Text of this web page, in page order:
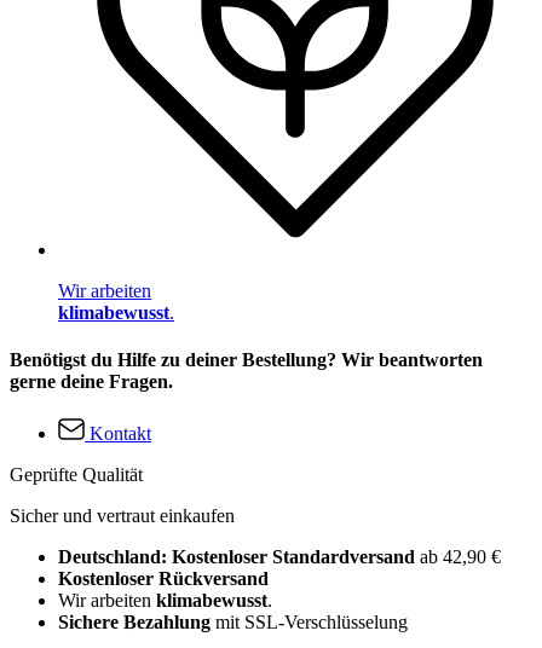
Wir arbeiten
klimabewusst.
Benötigst du Hilfe zu deiner Bestellung? Wir beantworten
gerne deine Fragen.
Kontakt
Geprüfte Qualität
Sicher und vertraut einkaufen
Deutschland: Kostenloser Standardversand ab 42,90 €
Kostenloser Rückversand
Wir arbeiten klimabewusst.
Sichere Bezahlung mit SSL-Verschlüsselung